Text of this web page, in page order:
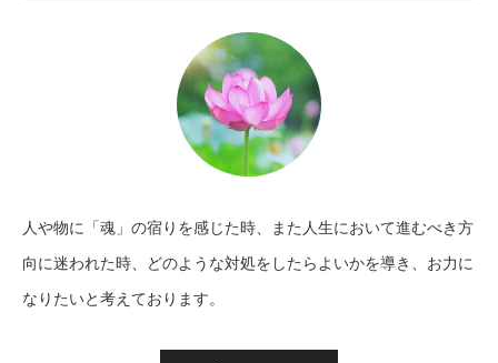
人や物に「魂」の宿りを感じた時、また人生において進むべき方
向に迷われた時、どのような対処をしたらよいかを導き、お力に
なりたいと考えております。